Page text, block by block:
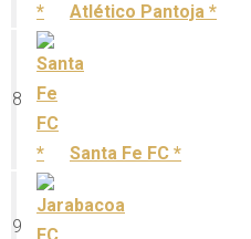
Atlético Pantoja *
8
Santa Fe FC *
9